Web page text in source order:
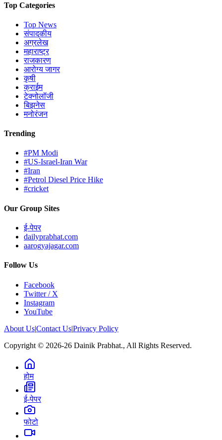
Top Categories
Top News
संपादकीय
अग्रलेख
महाराष्ट्र
राजकारण
आरोग्य जागर
कृषी
क्राईम
टेक्नोलॉजी
बिझनेस
मनोरंजन
Trending
#PM Modi
#US-Israel-Iran War
#Iran
#Petrol Diesel Price Hike
#cricket
Our Group Sites
ई-पेपर
dailyprabhat.com
aarogyajagar.com
Follow Us
Facebook
Twitter / X
Instagram
YouTube
About Us|Contact Us|Privacy Policy
Copyright © 2026-26 Dainik Prabhat., All Rights Reserved.
होम
ई-पेपर
फोटो